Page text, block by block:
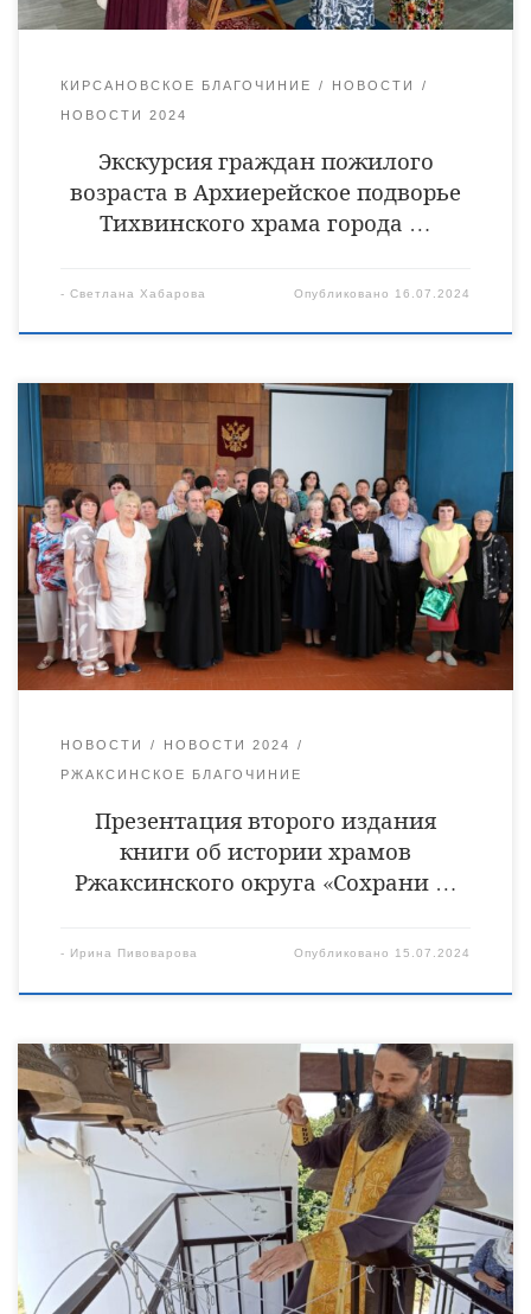
музыке Кирсановского […]
КИРСАНОВСКОЕ БЛАГОЧИНИЕ НОВОСТИ
НОВОСТИ 2024
Экскурсия граждан пожилого
возраста в Архиерейское подворье
Тихвинского храма города …
- Светлана Хабарова Опубликовано 16.07.2024
15 июля в администрации Ржаксинского муниципального
округа состоялась презентация второго дополненного
издания книги об истории ржаксинских храмов «Сохрани
нас под кровом Твоим». Её автором-составителем стала
историк, член Приходского совета Покровского храма р.п.
Ржакса Раиса Дмитриевна Цыганкова. Книга издана по
благословению епископа Уваровского и Кирсановского
Игнатия, который стал почётным гостем презентационного
мероприятия. Презентация первого издания […]
НОВОСТИ НОВОСТИ 2024
РЖАКСИНСКОЕ БЛАГОЧИНИЕ
Презентация второго издания
книги об истории храмов
Ржаксинского округа «Сохрани …
- Ирина Пивоварова Опубликовано 15.07.2024
13 июля в Свято-Троицком храме села Караул Инжавинского
благочиния состоялось освящение колоколов. Чин освящения
колоколов храма совершил благочинный Инжавинского
благочиннического округа священник Евгений Неверов в
сослужении духовенства округа. После были вручены
благодарственные письма людям, внесшим свой вклад в
восстановление храма и приобретение колоколов.